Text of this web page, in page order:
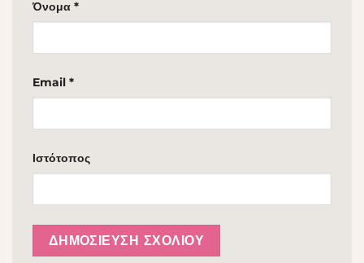
Όνομα *
Email *
Ιστότοπος